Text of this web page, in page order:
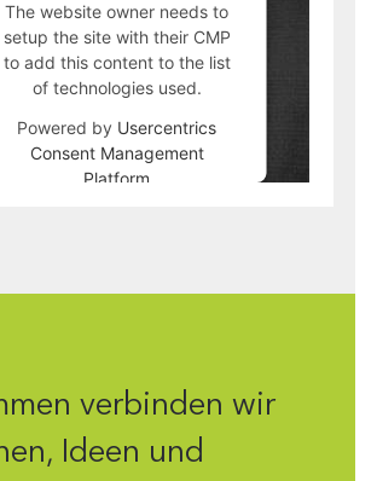
The website owner needs to
setup the site with their CMP
to add this content to the list
of technologies used.
Powered by Usercentrics
Consent Management
Platform
verbinden wir
Ideen und